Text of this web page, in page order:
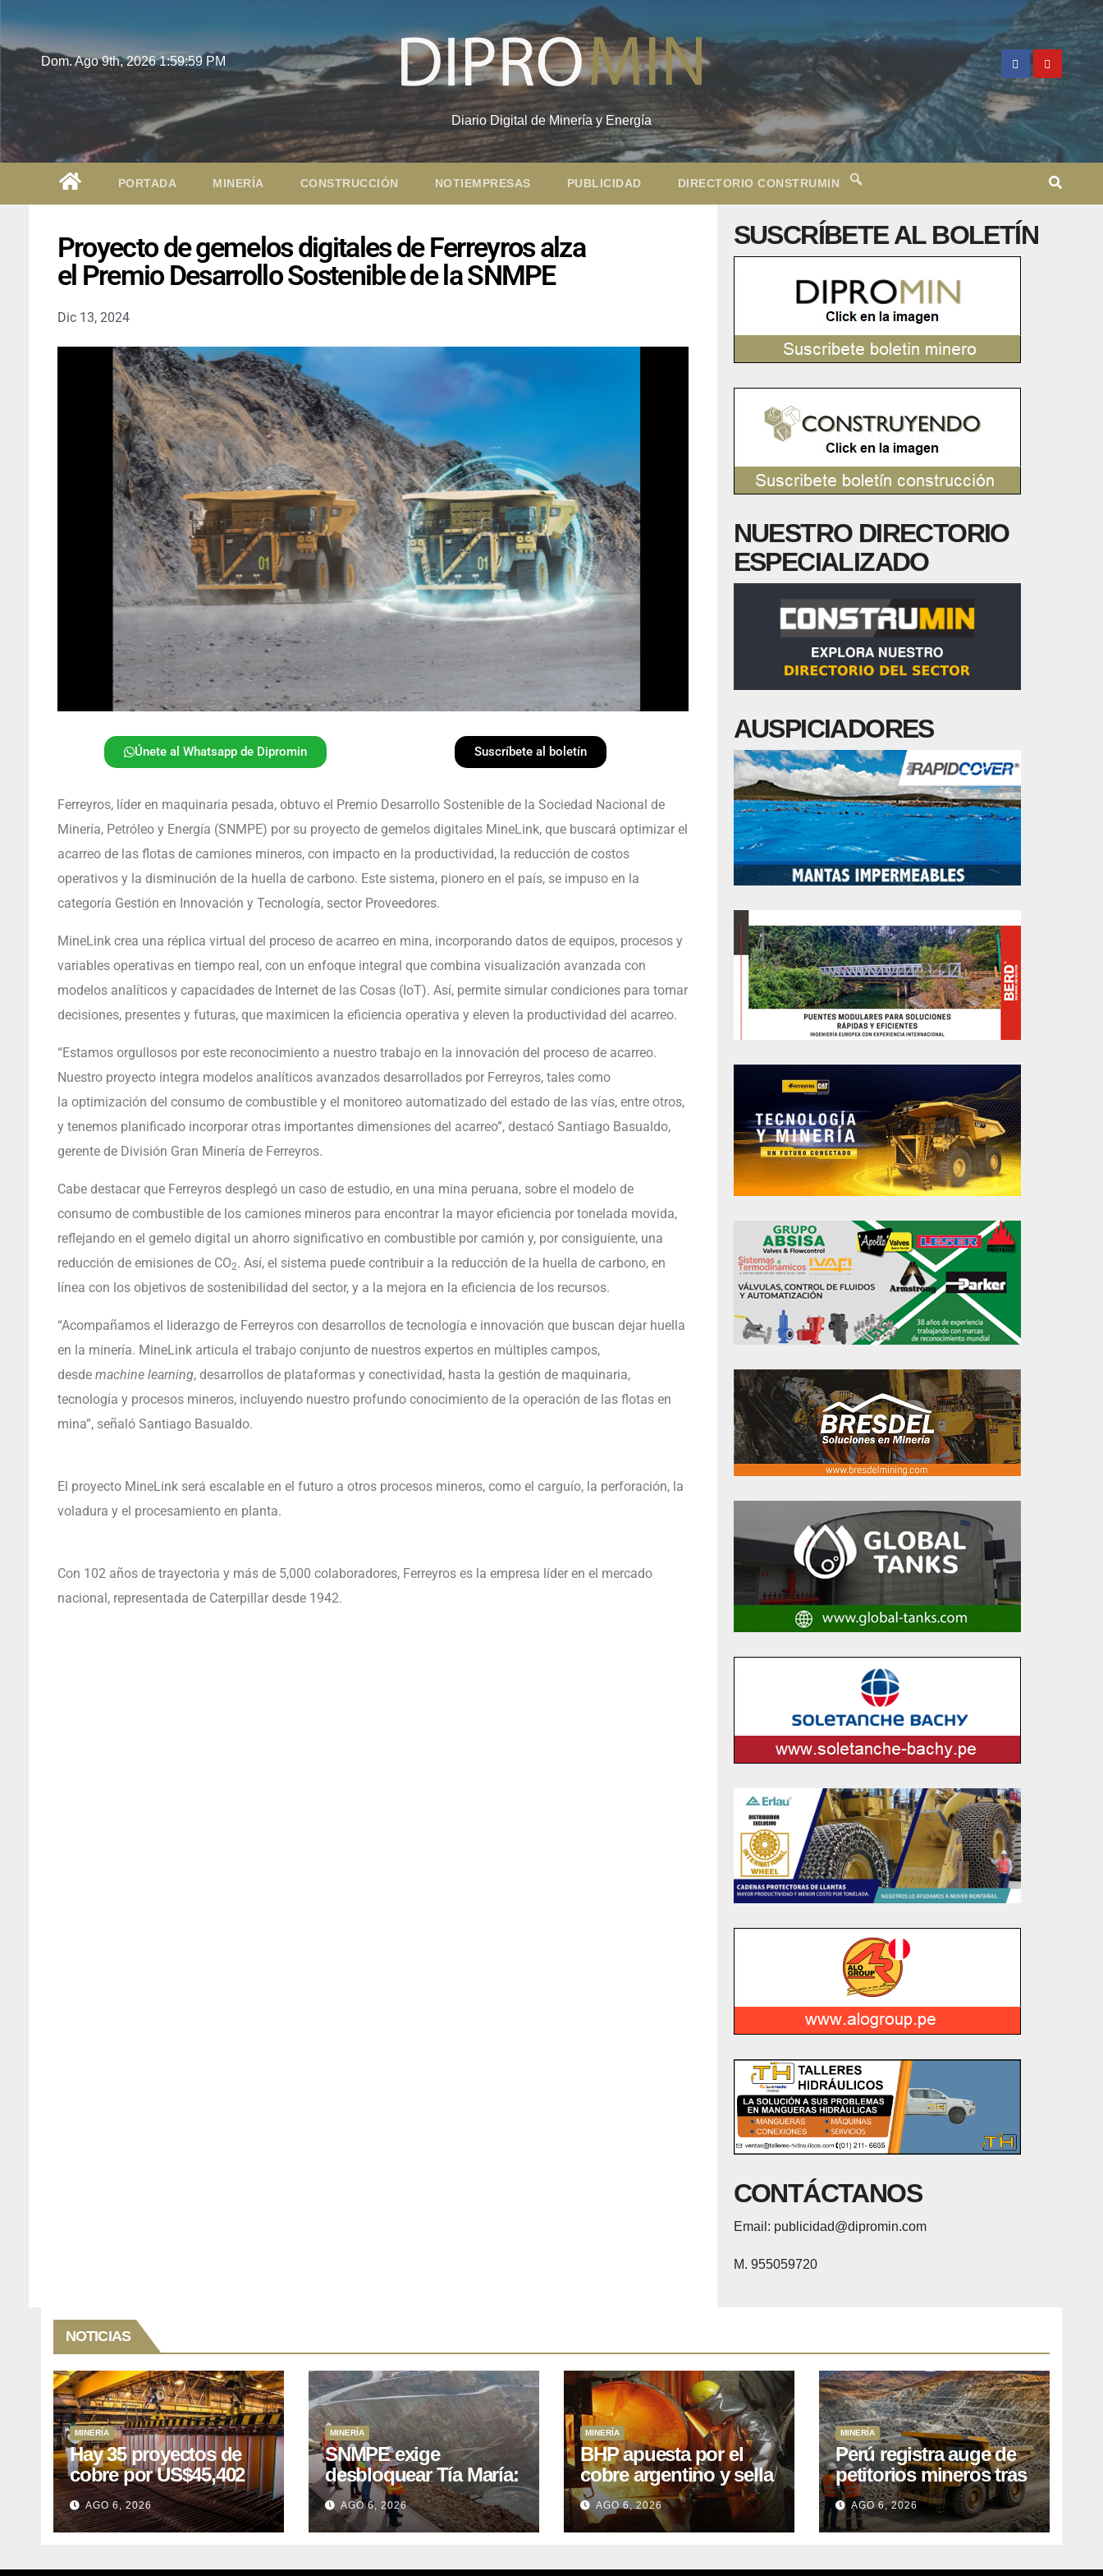
Dom. Ago 9th, 20262:00:00 PM
Diario Digital de Minería y Energía
PORTADA MINERÍA CONSTRUCCIÓN NOTIEMPRESAS PUBLICIDAD DIRECTORIO CONSTRUMIN
Proyecto de gemelos digitales de Ferreyros alza
el Premio Desarrollo Sostenible de la SNMPE
Dic 13, 2024
Únete al Whatsapp de Dipromin Suscríbete al boletín
Ferreyros, líder en maquinaria pesada, obtuvo el Premio Desarrollo Sostenible de la Sociedad Nacional de
Minería, Petróleo y Energía (SNMPE) por su proyecto de gemelos digitales MineLink, que buscará optimizar el
acarreo de las flotas de camiones mineros, con impacto en la productividad, la reducción de costos
operativos y la disminución de la huella de carbono. Este sistema, pionero en el país, se impuso en la
categoría Gestión en Innovación y Tecnología, sector Proveedores.
MineLink crea una réplica virtual del proceso de acarreo en mina, incorporando datos de equipos, procesos y
variables operativas en tiempo real, con un enfoque integral que combina visualización avanzada con
modelos analíticos y capacidades de Internet de las Cosas (IoT). Así, permite simular condiciones para tomar
decisiones, presentes y futuras, que maximicen la eficiencia operativa y eleven la productividad del acarreo.
“Estamos orgullosos por este reconocimiento a nuestro trabajo en la innovación del proceso de acarreo.
Nuestro proyecto integra modelos analíticos avanzados desarrollados por Ferreyros, tales como
la optimización del consumo de combustible y el monitoreo automatizado del estado de las vías, entre otros,
y tenemos planificado incorporar otras importantes dimensiones del acarreo”, destacó Santiago Basualdo,
gerente de División Gran Minería de Ferreyros.
Cabe destacar que Ferreyros desplegó un caso de estudio, en una mina peruana, sobre el modelo de
consumo de combustible de los camiones mineros para encontrar la mayor eficiencia por tonelada movida,
reflejando en el gemelo digital un ahorro significativo en combustible por camión y, por consiguiente, una
reducción de emisiones de CO2. Así, el sistema puede contribuir a la reducción de la huella de carbono, en
línea con los objetivos de sostenibilidad del sector, y a la mejora en la eficiencia de los recursos.
“Acompañamos el liderazgo de Ferreyros con desarrollos de tecnología e innovación que buscan dejar huella
en la minería. MineLink articula el trabajo conjunto de nuestros expertos en múltiples campos,
desde machine learning, desarrollos de plataformas y conectividad, hasta la gestión de maquinaria,
tecnología y procesos mineros, incluyendo nuestro profundo conocimiento de la operación de las flotas en
mina”, señaló Santiago Basualdo.
El proyecto MineLink será escalable en el futuro a otros procesos mineros, como el carguío, la perforación, la
voladura y el procesamiento en planta.
Con 102 años de trayectoria y más de 5,000 colaboradores, Ferreyros es la empresa líder en el mercado
nacional, representada de Caterpillar desde 1942.
SUSCRÍBETE AL BOLETÍN
NUESTRO DIRECTORIO
ESPECIALIZADO
AUSPICIADORES
CONTÁCTANOS
Email: publicidad@dipromin.com
M. 955059720
NOTICIAS
MINERÍA
Hay 35 proyectos de
cobre por US$45,402
millones que Perú
puede aprovechar
AGO 6, 2026
MINERÍA
SNMPE exige
desbloquear Tía María:
el proyecto de
US$1.400M que Perú
lleva 15 años
AGO 6, 2026
MINERÍA
BHP apuesta por el
cobre argentino y sella
acuerdo con Kobrea
para siete proyecto
AGO 6, 2026
MINERÍA
Perú registra auge de
petitorios mineros tras
liberación de más de
mil concesiones para
explorar cobre y oro
AGO 6, 2026